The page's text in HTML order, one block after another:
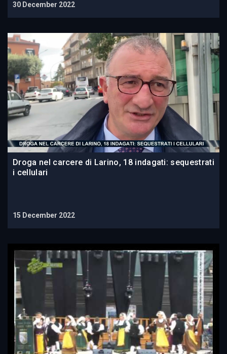
30 December 2022
Droga nel carcere di Larino, 18 indagati: sequestrati
i cellulari
15 December 2022